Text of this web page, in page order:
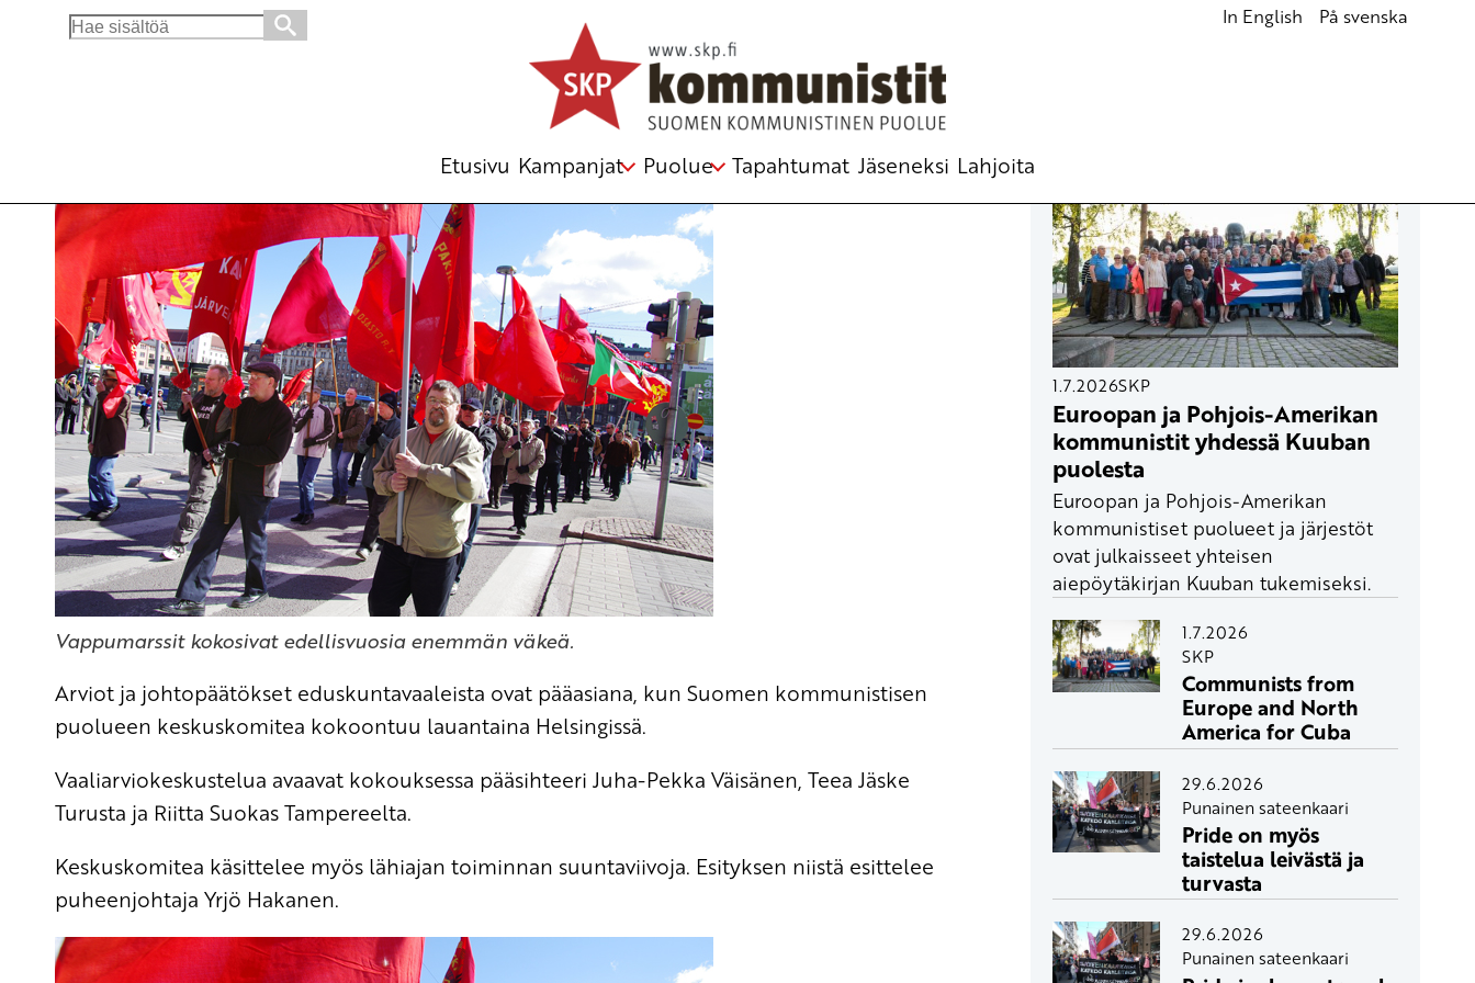
Search
In English På svenska
Etusivu Kampanjat Puolue Tapahtumat Jäseneksi Lahjoita
Vappumarssit kokosivat edellisvuosia enemmän väkeä.
Arviot ja johtopäätökset eduskuntavaaleista ovat pääasiana, kun Suomen kommunistisen
puolueen keskuskomitea kokoontuu lauantaina Helsingissä.
Vaaliarviokeskustelua avaavat kokouksessa pääsihteeri Juha-Pekka Väisänen, Teea Jäske
Turusta ja Riitta Suokas Tampereelta.
Keskuskomitea käsittelee myös lähiajan toiminnan suuntaviivoja. Esityksen niistä esittelee
puheenjohtaja Yrjö Hakanen.
1.7.2026SKP
Euroopan ja Pohjois-Amerikan
kommunistit yhdessä Kuuban
puolesta
Euroopan ja Pohjois-Amerikan
kommunistiset puolueet ja järjestöt
ovat julkaisseet yhteisen
aiepöytäkirjan Kuuban tukemiseksi.
1.7.2026
SKP
Communists from
Europe and North
America for Cuba
29.6.2026
Punainen sateenkaari
Pride on myös
taistelua leivästä ja
turvasta
29.6.2026
Punainen sateenkaari